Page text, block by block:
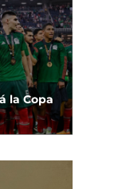
la Copa